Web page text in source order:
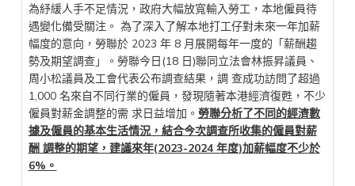
為紓緩人手不足情況，政府大幅放寬輸入勞工，本地僱員待
遇變化備受關注。 為了深入了解本地打工仔對未來一年加薪
幅度的意向，勞聯於 2023 年 8 月展開每年一度的「薪酬趨
勢及期望調查」。勞聯今日(18 日)聯同立法會林振昇議員、
周小松議員及工會代表公布調查結果，調 查成功訪問了超過
1,000 名來自不同行業的僱員，發現隨著本港經濟復甦，不少
僱員對薪金調整的需 求日益增加。 勞聯分析了不同的經濟數
據及僱員的基本生活情況，結合今次調查所收集的僱員對薪
酬 調整的期望，建議來年(2023-2024 年度)加薪幅度不少於
6%。